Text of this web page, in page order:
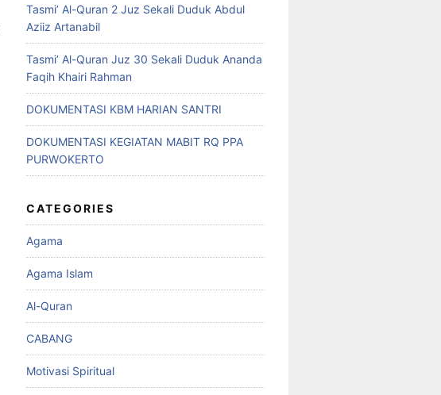
Tasmi’ Al-Quran 2 Juz Sekali Duduk Abdul
Aziiz Artanabil
Tasmi’ Al-Quran Juz 30 Sekali Duduk Ananda
Faqih Khairi Rahman
DOKUMENTASI KBM HARIAN SANTRI
DOKUMENTASI KEGIATAN MABIT RQ PPA
PURWOKERTO
CATEGORIES
Agama
Agama Islam
Al-Quran
CABANG
Motivasi Spiritual